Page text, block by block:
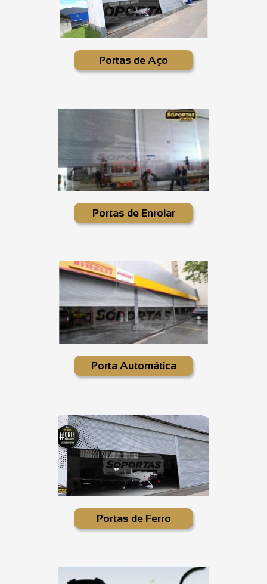
Portas de Aço
Portas de Enrolar
Porta Automática
Portas de Ferro